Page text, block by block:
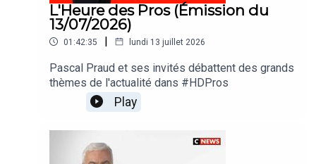
L'Heure des Pros (Émission du
13/07/2026)
01:42:35 | lundi 13 juillet 2026
Pascal Praud et ses invités débattent des grands
thèmes de l'actualité dans #HDPros
Play